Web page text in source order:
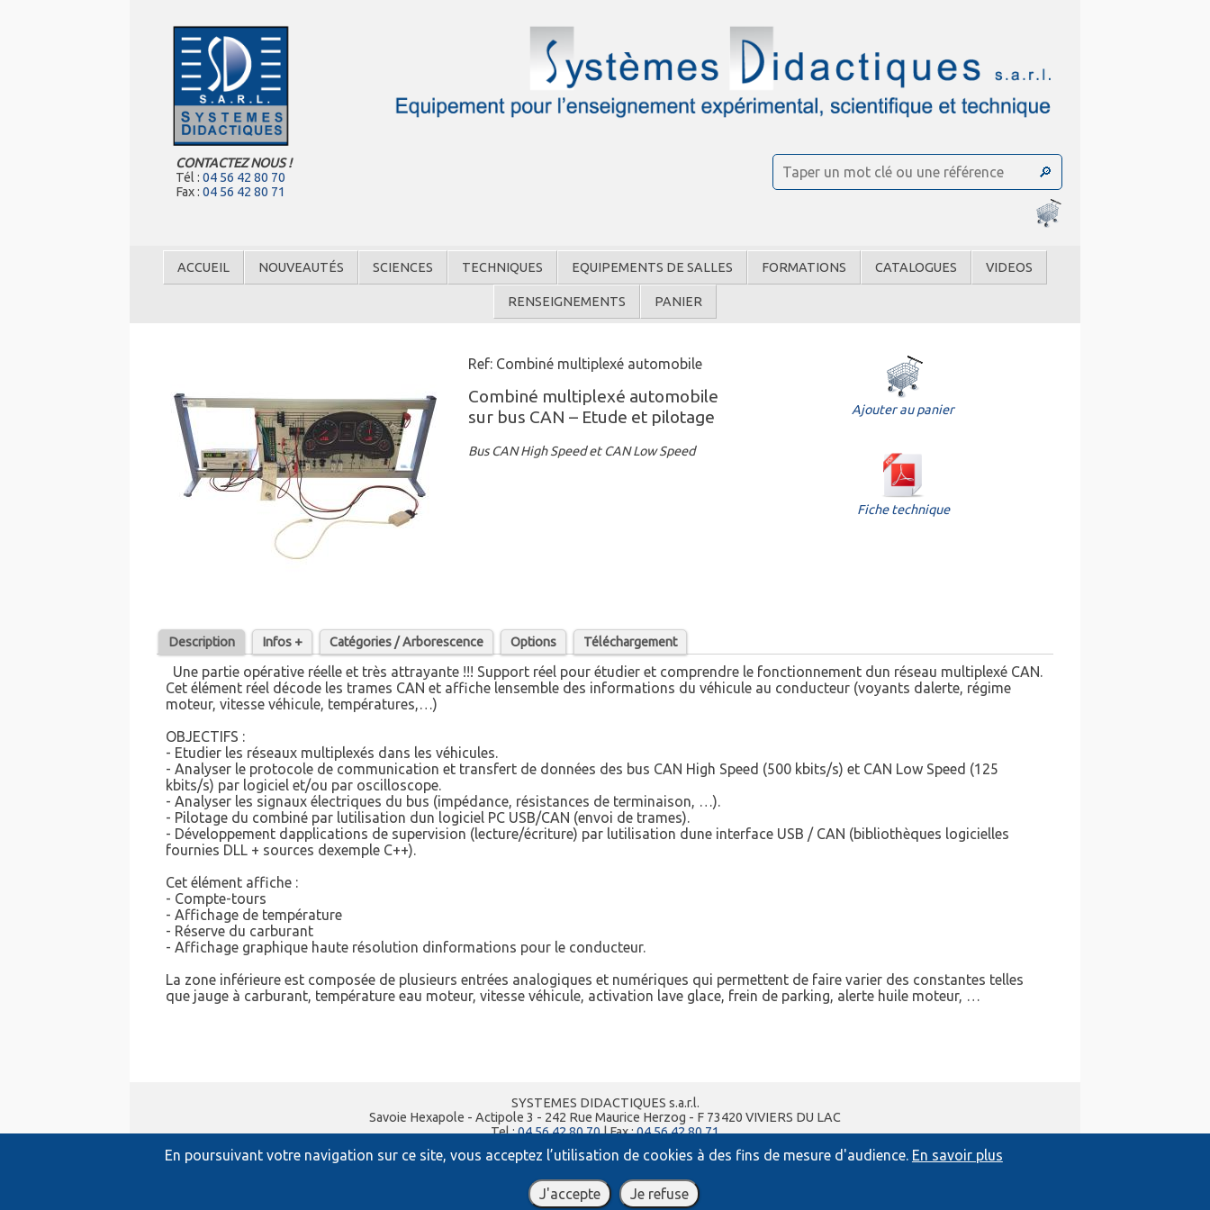
En poursuivant votre navigation sur ce site, vous acceptez l’utilisation de cookies à des fins de mesure d'audience. En savoir plus
J'accepte Je refuse
CONTACTEZ NOUS !
Tél : 04 56 42 80 70
Fax : 04 56 42 80 71
ACCUEIL NOUVEAUTÉS SCIENCES TECHNIQUES EQUIPEMENTS DE SALLES FORMATIONS CATALOGUES VIDEOS
RENSEIGNEMENTS PANIER
Ref: Combiné multiplexé automobile
Combiné multiplexé automobile
sur bus CAN – Etude et pilotage
Bus CAN High Speed et CAN Low Speed
Ajouter au panier
Fiche technique
Description Infos + Catégories / Arborescence Options Téléchargement
Une partie opérative réelle et très attrayante !!! Support réel pour étudier et comprendre le fonctionnement dun réseau multiplexé CAN.
Cet élément réel décode les trames CAN et affiche lensemble des informations du véhicule au conducteur (voyants dalerte, régime
moteur, vitesse véhicule, températures,…)
OBJECTIFS :
- Etudier les réseaux multiplexés dans les véhicules.
- Analyser le protocole de communication et transfert de données des bus CAN High Speed (500 kbits/s) et CAN Low Speed (125
kbits/s) par logiciel et/ou par oscilloscope.
- Analyser les signaux électriques du bus (impédance, résistances de terminaison, …).
- Pilotage du combiné par lutilisation dun logiciel PC USB/CAN (envoi de trames).
- Développement dapplications de supervision (lecture/écriture) par lutilisation dune interface USB / CAN (bibliothèques logicielles
fournies DLL + sources dexemple C++).
Cet élément affiche :
- Compte-tours
- Affichage de température
- Réserve du carburant
- Affichage graphique haute résolution dinformations pour le conducteur.
La zone inférieure est composée de plusieurs entrées analogiques et numériques qui permettent de faire varier des constantes telles
que jauge à carburant, température eau moteur, vitesse véhicule, activation lave glace, frein de parking, alerte huile moteur, …
SYSTEMES DIDACTIQUES s.a.r.l.
Savoie Hexapole - Actipole 3 - 242 Rue Maurice Herzog - F 73420 VIVIERS DU LAC
Tel :04 56 42 80 70| Fax :04 56 42 80 71
xavier.granjon@systemes-didactiques.fr
systemes-didactiques.fr